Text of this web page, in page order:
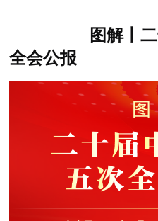
图解丨二十
全会公报